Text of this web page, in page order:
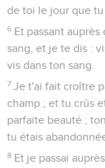
de toi le jour que tu
6 Et passant
sang, et je te dis :
vis dans ton sang.
7 Je t'ai fait croître
champ ; et tu crûs
parfaite beauté ;
tu étais
8 Et je passai